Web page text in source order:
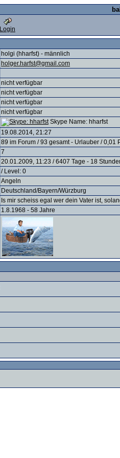
Login
holgi (hharfst) - männlich
holger.harfst@gmail.com
nicht verfügbar
nicht verfügbar
nicht verfügbar
nicht verfügbar
Skype Name: hharfst
19.08.2014, 21:27
89 im Forum / 93 gesamt - Urlauber / 0,01
7
20.01.2009, 11:23 / 6407 Tage - 18
/ Level: 0
Angeln
Deutschland/Bayern/Würzburg
Is mir scheiss egal wer dein Vater ist,
1.8.1968 - 58 Jahre